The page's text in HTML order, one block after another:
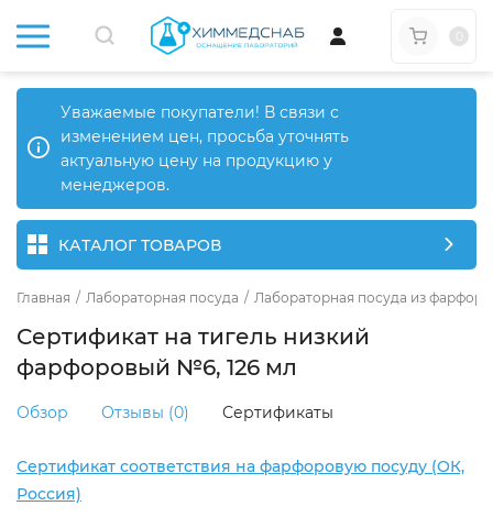
Уважаемые покупатели! В связи с
изменением цен, просьба уточнять
актуальную цену на продукцию у
менеджеров.
КАТАЛОГ ТОВАРОВ
Главная / Лабораторная посуда / Лабораторная посуда из фарфора
Сертификат на тигель низкий
фарфоровый №6, 126 мл
Обзор Отзывы (0) Сертификаты
Сертификат соответствия на фарфоровую посуду (ОК,
Россия)